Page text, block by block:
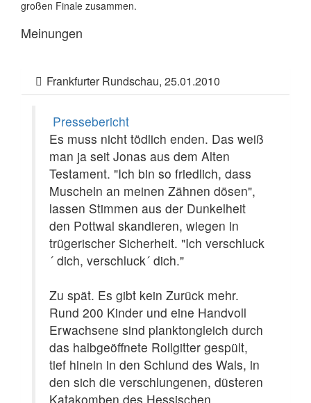
großen Finale zusammen.
Meinungen
Frankfurter Rundschau, 25.01.2010
Pressebericht
Es muss nicht tödlich enden. Das weiß
man ja seit Jonas aus dem Alten
Testament. "Ich bin so friedlich, dass
Muscheln an meinen Zähnen dösen",
lassen Stimmen aus der Dunkelheit
den Pottwal skandieren, wiegen in
trügerischer Sicherheit. "Ich verschluck
´ dich, verschluck´ dich."
Zu spät. Es gibt kein Zurück mehr.
Rund 200 Kinder und eine Handvoll
Erwachsene sind planktongleich durch
das halbgeöffnete Rollgitter gespült,
tief hinein in den Schlund des Wals, in
den sich die verschlungenen, düsteren
Katakomben des Hessischen